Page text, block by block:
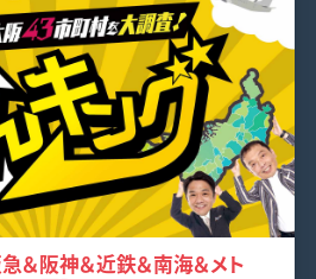
＆阪神＆近鉄＆南海＆メト